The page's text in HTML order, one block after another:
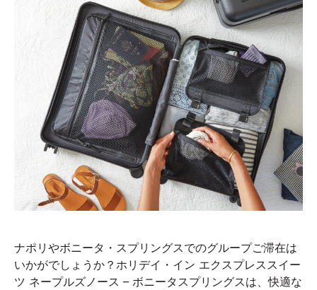
ナポリやボニータ・スプリングスでのグループご滞在は
いかがでしょうか？ホリデイ・イン エクスプレススイー
ツ ネープルズノース – ボニータスプリングスは、快適な